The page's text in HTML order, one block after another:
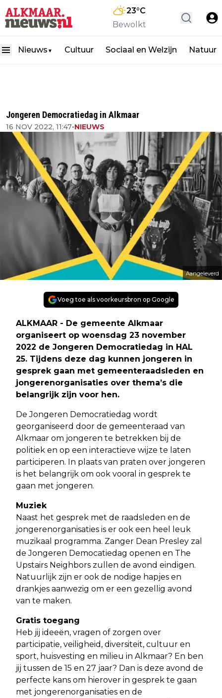
23°C
Bewolkt
Nieuws ▼ Cultuur Sociaal en Welzijn Natuur
Jongeren Democratiedag in Alkmaar
16 NOV 2022, 11:47•NIEUWS
Aangeleverd
Voeg toe als voorkeursbron op Google
ALKMAAR - De gemeente Alkmaar
organiseert op woensdag 23 november
2022 de Jongeren Democratiedag in HAL
25. Tijdens deze dag kunnen jongeren in
gesprek gaan met gemeenteraadsleden en
jongerenorganisaties over thema’s die
belangrijk zijn voor hen.
De Jongeren Democratiedag wordt
georganiseerd door de gemeenteraad van
Alkmaar om jongeren te betrekken bij de
politiek en op een interactieve wijze te laten
participeren. In plaats van praten over jongeren
is het belangrijk om ook vooral in gesprek te
gaan met jongeren.
Muziek
Naast het gesprek met de raadsleden en de
jongerenorganisaties is er ook een heel leuk
muzikaal programma. Zanger Dean Presley zal
de Jongeren Democatiedag openen en The
Upstairs Neighbors zullen de avond eindigen.
Natuurlijk zijn er ook de nodige hapjes en
drankjes aanwezig om er een gezellig avond
van te maken.
Gratis toegang
Heb jij ideeën, vragen of zorgen over
participatie, veiligheid, diversiteit, cultuur en
sport, huisvesting en milieu in Alkmaar? En ben
jij tussen de 15 en 27 jaar? Dan is deze avond de
perfecte kans om hierover in gesprek te gaan
met jongerenorganisaties en de